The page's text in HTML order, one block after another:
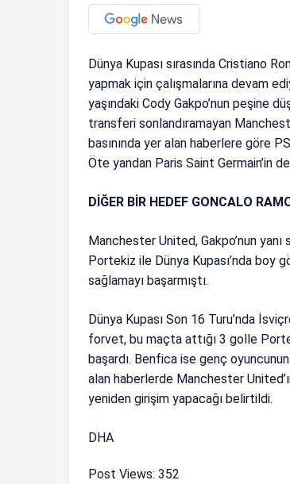
Dünya Kupası sırasında Cristiano
yapmak için çalışmalarına devam
yaşındaki Cody Gakpo’nun peşine
transferi sonlandıramayan
basınında yer alan haberlere göre
Öte yandan Paris Saint Germain’in
DİĞER BİR HEDEF GONCALO
Manchester United, Gakpo’nun
Portekiz ile Dünya Kupası’nda boy
sağlamayı başarmıştı.
Dünya Kupası Son 16 Turu’nda
forvet, bu maçta attığı 3 golle
başardı. Benfica ise genç
alan haberlerde Manchester
yeniden girişim yapacağı belirtildi.
DHA
Post Views: 352